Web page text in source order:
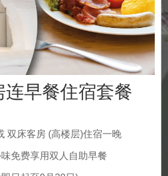
连早餐住宿套餐
双床客房 (高楼层)住宿一晚
味免费享用双人自助早餐